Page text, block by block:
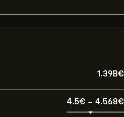
1.39B‎€‎
4.5‎€‎ - 4.568‎€‎